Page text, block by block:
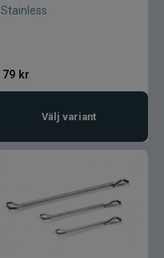
Stainless
79 kr
Välj variant